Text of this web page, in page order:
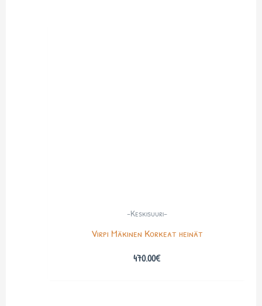
-Keskisuuri-
Virpi Mäkinen Korkeat heinät
470.00€